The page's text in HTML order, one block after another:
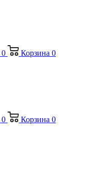
0 Корзина 0
0 Корзина 0